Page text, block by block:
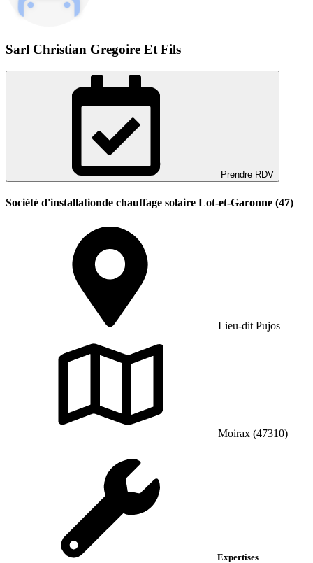
Sarl Christian Gregoire Et Fils
Prendre RDV
Société d'installationde chauffage solaire Lot-et-Garonne (47)
Lieu-dit Pujos
Moirax (47310)
Expertises